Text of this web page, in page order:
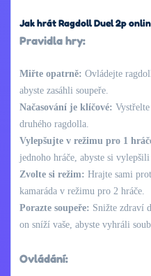
Jak hrát Ragdoll Duel 2p
Pravidla hry:
Miřte opatrně: Ovládejte
abyste zasáhli soupeře.
Načasování je klíčové:
druhého ragdolla.
Vylepšujte v režimu pro 1
jednoho hráče, abyste si
Zvolte si režim: Hrajte sami
kamaráda v režimu pro 2 hráče.
Porazte soupeře: Snižte zdraví
on sníží vaše, abyste vyhráli
Ovládání: